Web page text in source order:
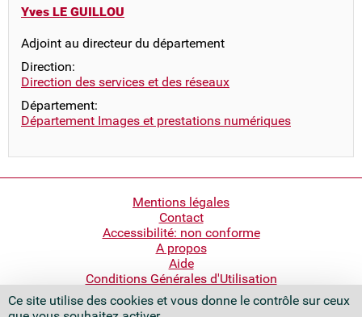
Ce site utilise des cookies et vous donne le contrôle sur ceux
Yves LE GUILLOU
Adjoint au directeur du département
Direction:
Direction des services et des réseaux
Département:
Département Images et prestations numériques
Mentions légales
Contact
Accessibilité: non conforme
A propos
Aide
Conditions Générales d'Utilisation
Bibliothèque nationale de France